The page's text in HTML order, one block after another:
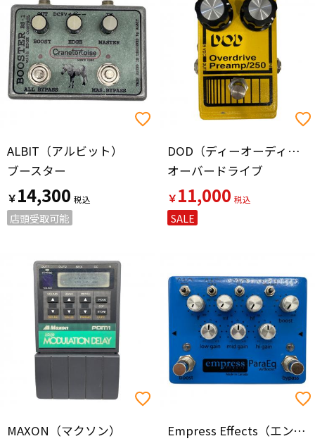
ALBIT（アルビット）
ブースター
￥14,300
店頭受取可能
DOD（ディーオーディー）
オーバードライブ
￥11,000
SALE
MAXON（マクソン）
Empress Effects（エンプレスエフェクト）